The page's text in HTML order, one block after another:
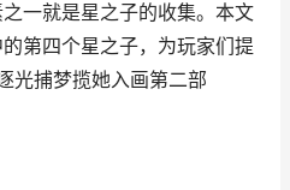
一就是星之子的收集。本文
第四个星之子，为玩家们提
光捕梦揽她入画第二部